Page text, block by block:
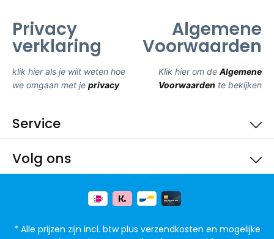
Privacy
verklaring
klik hier als je wilt weten hoe
we omgaan met je privacy
Algemene
Voorwaarden
Klik hier om de Algemene
Voorwaarden te bekijken
Volg ons
Service
* Alle prijzen zijn incl. btw plus verzendkosten en mogelijke